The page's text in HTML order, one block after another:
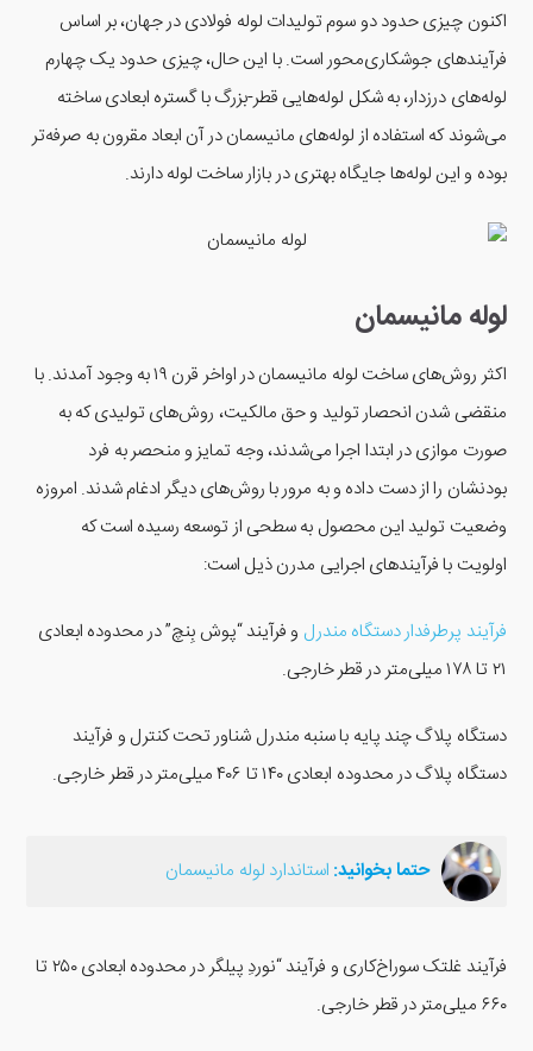
اکنون چیزی حدود دو سوم تولیدات لوله فولادی در جهان، بر اساس
فرآیند‌های جوشکاری‌محور است. با این حال، چیزی حدود یک چهارم
لوله‌های درزدار، به شکل لوله‌هایی قطر-بزرگ با گستره ابعادی ساخته
می‌شوند که استفاده از لوله‌های مانیسمان در آن ابعاد مقرون به صرفه‌تر
بوده و این لوله‌ها جایگاه بهتری در بازار ساخت لوله دارند.
لوله مانیسمان
اکثر روش‌های ساخت لوله مانیسمان در اواخر قرن ۱۹ به وجود آمدند. با
منقضی شدن انحصار تولید و حق مالکیت، روش‌های تولیدی که به
صورت موازی در ابتدا اجرا می‌شدند، وجه تمایز و منحصر به فرد
بودنشان را از دست داده و به مرور با روش‌های دیگر ادغام شدند. امروزه
وضعیت تولید این محصول به سطحی از توسعه رسیده است که
اولویت با فرآیند‌های اجرایی مدرن ذیل است:
فرآیند پرطرفدار دستگاه مندرل و فرآیند “پوش بِنچ” در محدوده ابعادی
۲۱ تا ۱۷۸ میلی‌متر در قطر خارجی.
دستگاه پلاگ چند پایه با سنبه مندرل شناور تحت کنترل و فرآیند
دستگاه پلاگ در محدوده ابعادی ۱۴۰ تا ۴۰۶ میلی‌متر در قطر خارجی.
حتما بخوانید: استاندارد لوله مانیسمان
فرآیند غلتک سوراخ‌کاری و فرآیند “نوردِ پیلگر در محدوده ابعادی ۲۵۰ تا
۶۶۰ میلی‌متر در قطر خارجی.